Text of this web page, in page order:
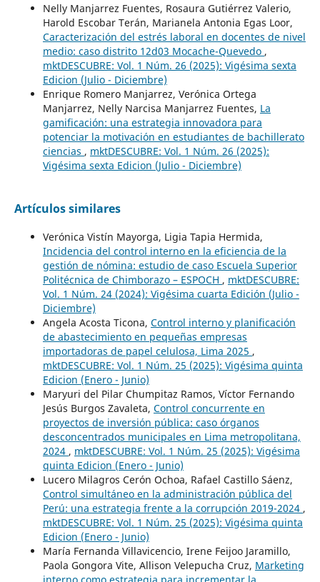
Nelly Manjarrez Fuentes, Rosaura Gutiérrez Valerio,
Harold Escobar Terán, Marianela Antonia Egas Loor,
Caracterización del estrés laboral en docentes de nivel
medio: caso distrito 12d03 Mocache-Quevedo ,
mktDESCUBRE: Vol. 1 Núm. 26 (2025): Vigésima sexta
Edicion (Julio - Diciembre)
Enrique Romero Manjarrez, Verónica Ortega
Manjarrez, Nelly Narcisa Manjarrez Fuentes, La
gamificación: una estrategia innovadora para
potenciar la motivación en estudiantes de bachillerato
ciencias , mktDESCUBRE: Vol. 1 Núm. 26 (2025):
Vigésima sexta Edicion (Julio - Diciembre)
Artículos similares
Verónica Vistín Mayorga, Ligia Tapia Hermida,
Incidencia del control interno en la eficiencia de la
gestión de nómina: estudio de caso Escuela Superior
Politécnica de Chimborazo – ESPOCH , mktDESCUBRE:
Vol. 1 Núm. 24 (2024): Vigésima cuarta Edición (Julio -
Diciembre)
Angela Acosta Ticona, Control interno y planificación
de abastecimiento en pequeñas empresas
importadoras de papel celulosa, Lima 2025 ,
mktDESCUBRE: Vol. 1 Núm. 25 (2025): Vigésima quinta
Edicion (Enero - Junio)
Maryuri del Pilar Chumpitaz Ramos, Víctor Fernando
Jesús Burgos Zavaleta, Control concurrente en
proyectos de inversión pública: caso órganos
desconcentrados municipales en Lima metropolitana,
2024 , mktDESCUBRE: Vol. 1 Núm. 25 (2025): Vigésima
quinta Edicion (Enero - Junio)
Lucero Milagros Cerón Ochoa, Rafael Castillo Sáenz,
Control simultáneo en la administración pública del
Perú: una estrategia frente a la corrupción 2019-2024 ,
mktDESCUBRE: Vol. 1 Núm. 25 (2025): Vigésima quinta
Edicion (Enero - Junio)
María Fernanda Villavicencio, Irene Feijoo Jaramillo,
Paola Gongora Vite, Allison Velepucha Cruz, Marketing